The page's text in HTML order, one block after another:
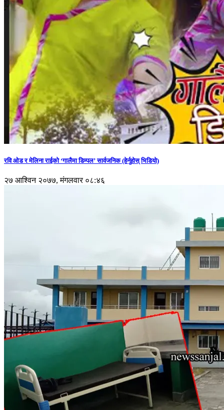
रवि ओड र मेलिना राईको ‘गालैमा डिम्पल’ सार्वजनिक (हेर्नुहोस् भिडियो)
२७ आश्विन २०७७, मंगलवार ०८:४६